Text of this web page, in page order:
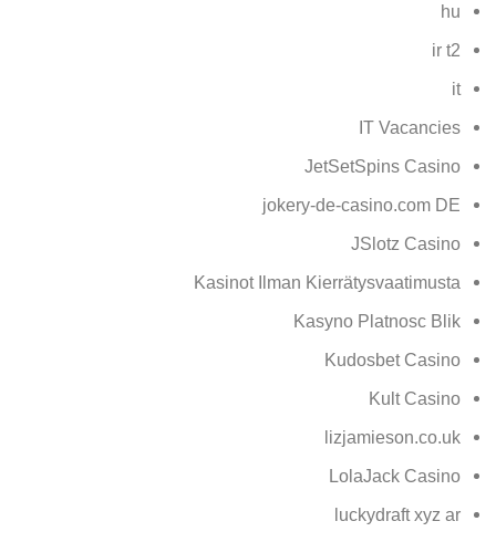
hu
ir t2
it
IT Vacancies
JetSetSpins Casino
jokery-de-casino.com DE
JSlotz Casino
Kasinot Ilman Kierrätysvaatimusta
Kasyno Platnosc Blik
Kudosbet Casino
Kult Casino
lizjamieson.co.uk
LolaJack Casino
luckydraft xyz ar